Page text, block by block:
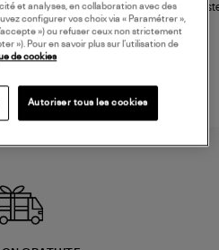
189,00 €
Mocassins Killian Sport
Mousse
et analyses, en collaboration avec des
configurer vos choix via « Paramétrer »,
») ou refuser ceux non strictement
»). Pour en savoir plus sur l’utilisation de
de cookies
Autoriser tous les cookies